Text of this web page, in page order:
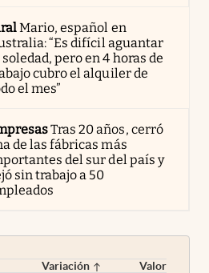
Mario, español en
“Es difícil aguantar
pero en 4 horas de
cubro el alquiler de
el mes”
Tras 20 años, cerró
de las fábricas más
del sur del país y
sin trabajo a 50
Variación
Valor